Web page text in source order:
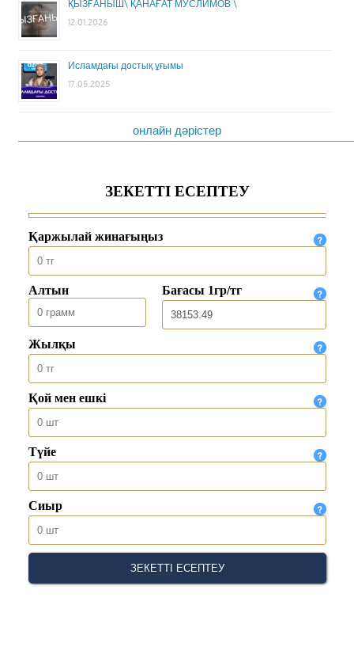
ҚЫЗҒАНЫШ\ ҚАНАҒАТ МУСЛИМОВ \
12.01.2026
Исламдағы достық ұғымы
17.05.2025
онлайн дәрістер